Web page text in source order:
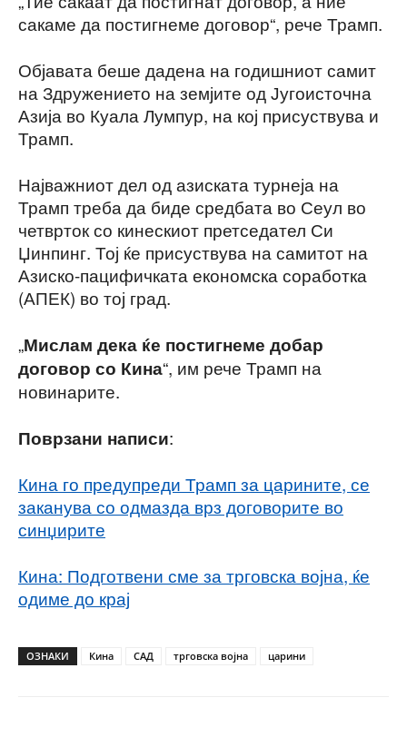
сакаме да постигнеме договор“, рече Трамп.
Објавата беше дадена на годишниот самит
на Здружението на земјите од Југоисточна
Азија во Куала Лумпур, на кој присуствува и
Трамп.
Најважниот дел од азиската турнеја на
Трамп треба да биде средбата во Сеул во
четврток со кинескиот претседател Си
Џинпинг. Тој ќе присуствува на самитот на
Азиско-пацифичката економска соработка
(АПЕК) во тој град.
„Мислам дека ќе постигнеме добар
договор со Кина“, им рече Трамп на
новинарите.
Поврзани написи:
Кина го предупреди Трамп за царините, се
заканува со одмазда врз договорите во
синџирите
Кина: Подготвени сме за трговска војна, ќе
одиме до крај
ОЗНАКИ Кина САД трговска војна царини